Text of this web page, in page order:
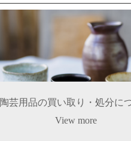
陶芸用品の買い取り・処分に
View more